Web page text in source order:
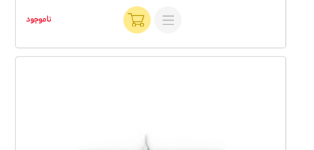
ناموجود